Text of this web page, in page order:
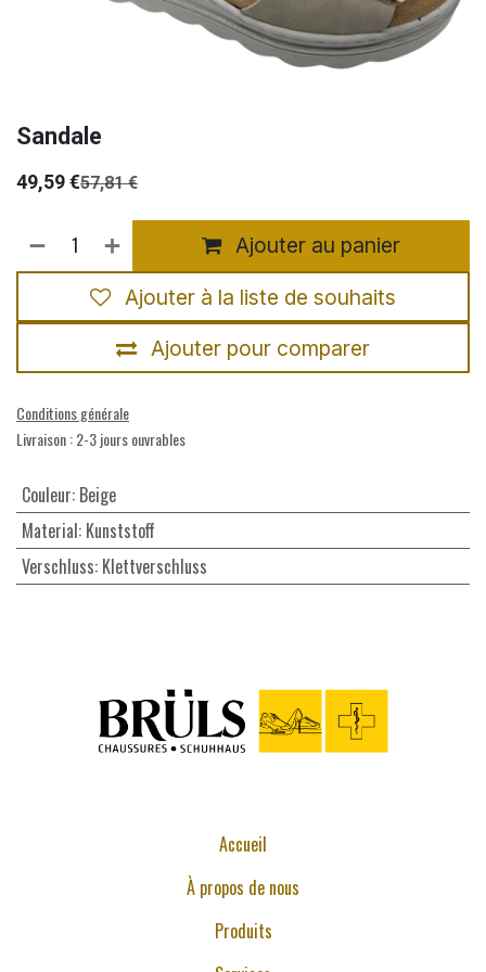
Sandale
49,59€57,81€
Ajouter au panier
Ajouter pour comparer
Ajouter à la liste de souhaits
Conditions générale
Livraison : 2-3 jours ouvrables
Couleur: Beige
Material: Kunststoff
Verschluss: Klettverschluss
Accueil
À propos de nous
Produits